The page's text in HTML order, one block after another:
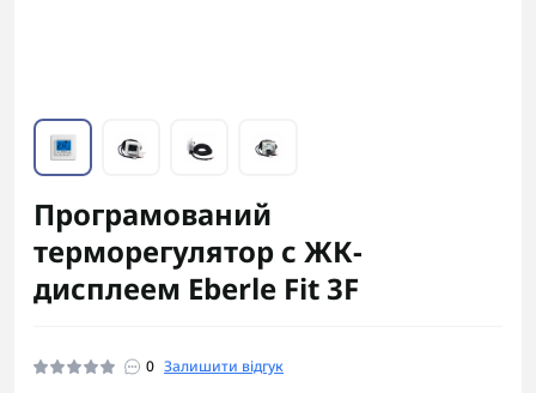
Програмований
терморегулятор с ЖК-
дисплеем Eberle Fit 3F
0 Залишити відгук